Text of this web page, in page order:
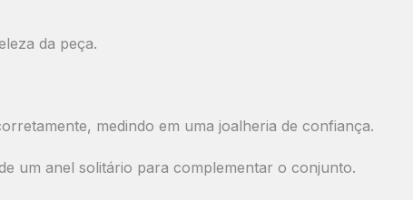
da peça.
medindo em uma joalheria de confiança.
um anel solitário para complementar o conjunto.